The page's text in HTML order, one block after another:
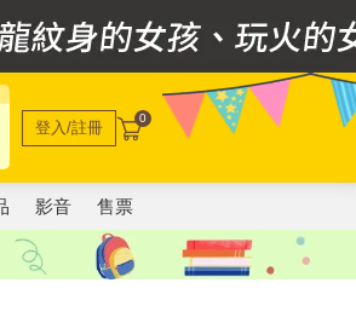
登入/註冊 0
影音 售票